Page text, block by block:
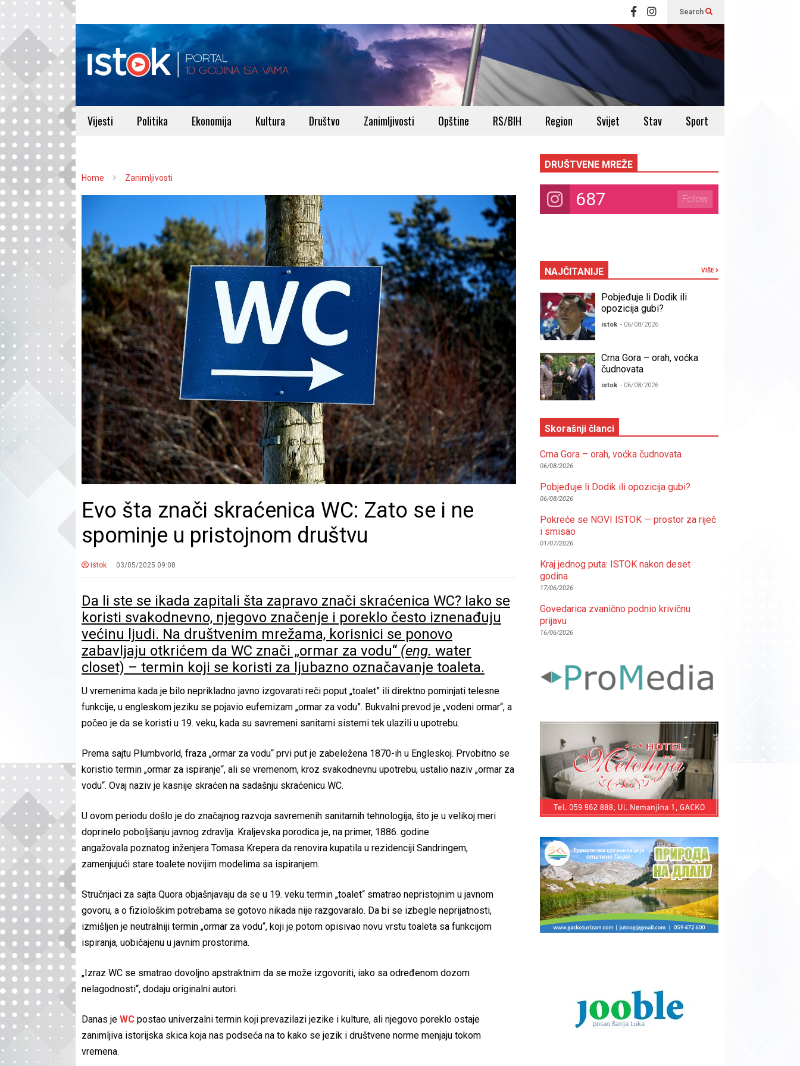
Search
Vijesti Politika Ekonomija Kultura Društvo Zanimljivosti Opštine RS/BIH Region Svijet Stav Sport
Home Zanimljivosti
Evo šta znači skraćenica WC: Zato se i ne
spominje u pristojnom društvu
istok 03/05/2025 09:08
Da li ste se ikada zapitali šta zapravo znači skraćenica WC? Iako se
koristi svakodnevno, njegovo značenje i poreklo često iznenađuju
većinu ljudi. Na društvenim mrežama, korisnici se ponovo
zabavljaju otkrićem da WC znači „ormar za vodu“ (eng. water
closet) – termin koji se koristi za ljubazno označavanje toaleta.
U vremenima kada je bilo neprikladno javno izgovarati reči poput „toalet” ili direktno pominjati telesne
funkcije, u engleskom jeziku se pojavio eufemizam „ormar za vodu”. Bukvalni prevod je „vodeni ormar“, a
počeo je da se koristi u 19. veku, kada su savremeni sanitarni sistemi tek ulazili u upotrebu.
Prema sajtu Plumbvorld, fraza „ormar za vodu“ prvi put je zabeležena 1870-ih u Engleskoj. Prvobitno se
koristio termin „ormar za ispiranje“, ali se vremenom, kroz svakodnevnu upotrebu, ustalio naziv „ormar za
vodu“. Ovaj naziv je kasnije skraćen na sadašnju skraćenicu WC.
U ovom periodu došlo je do značajnog razvoja savremenih sanitarnih tehnologija, što je u velikoj meri
doprinelo poboljšanju javnog zdravlja. Kraljevska porodica je, na primer, 1886. godine
angažovala poznatog inženjera Tomasa Krepera da renovira kupatila u rezidenciji Sandringem,
zamenjujući stare toalete novijim modelima sa ispiranjem.
Stručnjaci za sajta Quora objašnjavaju da se u 19. veku termin „toalet“ smatrao nepristojnim u javnom
govoru, a o fiziološkim potrebama se gotovo nikada nije razgovaralo. Da bi se izbegle neprijatnosti,
izmišljen je neutralniji termin „ormar za vodu“, koji je potom opisivao novu vrstu toaleta sa funkcijom
ispiranja, uobičajenu u javnim prostorima.
„Izraz WC se smatrao dovoljno apstraktnim da se može izgovoriti, iako sa određenom dozom
nelagodnosti“, dodaju originalni autori.
Danas je WC postao univerzalni termin koji prevazilazi jezike i kulture, ali njegovo poreklo ostaje
zanimljiva istorijska skica koja nas podseća na to kako se jezik i društvene norme menjaju tokom
vremena.
DRUŠTVENE MREŽE
687 Follow
NAJČITANIJE VIŠE
Pobjeđuje li Dodik ili
opozicija gubi?
istok - 06/08/2026
Crna Gora – orah, voćka
čudnovata
istok - 06/08/2026
Skorašnji članci
Crna Gora – orah, voćka čudnovata
06/08/2026
Pobjeđuje li Dodik ili opozicija gubi?
06/08/2026
Pokreće se NOVI ISTOK — prostor za riječ
i smisao
01/07/2026
Kraj jednog puta: ISTOK nakon deset
godina
17/06/2026
Govedarica zvanično podnio krivičnu
prijavu
16/06/2026